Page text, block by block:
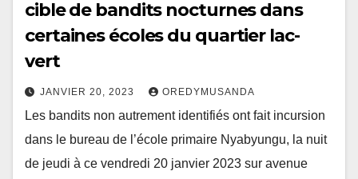
cible de bandits nocturnes dans
certaines écoles du quartier lac-
vert
JANVIER 20, 2023 OREDYMUSANDA
Les bandits non autrement identifiés ont fait incursion
dans le bureau de l’école primaire Nyabyungu, la nuit
de jeudi à ce vendredi 20 janvier 2023 sur avenue